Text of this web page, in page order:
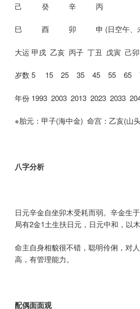
己 癸 辛 丙
巳 酉 卯 申 (日空午、
大运 甲戌 乙亥 丙子 丁丑 戊寅 己
岁数 5 15 25 35 45 55 65
年份 1993 2003 2013 2023 2033
※胎元：甲子(海中金) 命宫：乙亥(山
八字分析
日元辛金自坐卯木受耗而弱。辛金生
局有2金1土生扶日元，日元中和，以木
命主自身相貌很不错，聪明伶俐，对
高，有管理能力。
配偶面面观